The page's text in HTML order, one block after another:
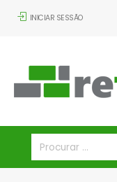
INICIAR SESSÃO